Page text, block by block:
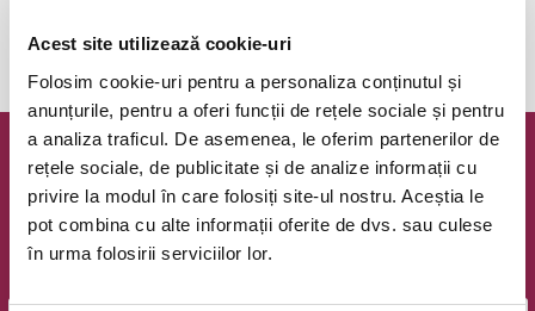
Acest site utilizează cookie-uri
Folosim cookie-uri pentru a personaliza conținutul și
anunțurile, pentru a oferi funcții de rețele sociale și pentru
a analiza traficul. De asemenea, le oferim partenerilor de
rețele sociale, de publicitate și de analize informații cu
privire la modul în care folosiți site-ul nostru. Aceștia le
pot combina cu alte informații oferite de dvs. sau culese
în urma folosirii serviciilor lor.
Evenimentul a expirat.
Newsletter @ Bilete.ro
Oferte exclusive si o editie saptamanala cu cele mai noi
evenimente.